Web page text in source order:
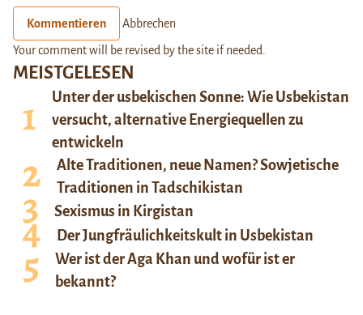
MEISTGELESEN
Unter der usbekischen Sonne: Wie Usbekistan
versucht, alternative Energiequellen zu
entwickeln
Alte Traditionen, neue Namen? Sowjetische
Traditionen in Tadschikistan
Sexismus in Kirgistan
Der Jungfräulichkeitskult in Usbekistan
Wer ist der Aga Khan und wofür ist er
bekannt?
Kommentieren Abbrechen
Your comment will be revised by the site if needed.